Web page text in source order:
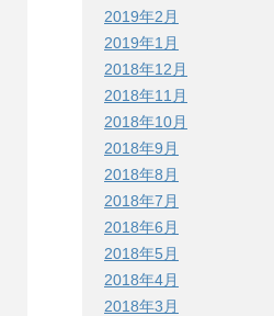
2019年2月
2019年1月
2018年12月
2018年11月
2018年10月
2018年9月
2018年8月
2018年7月
2018年6月
2018年5月
2018年4月
2018年3月